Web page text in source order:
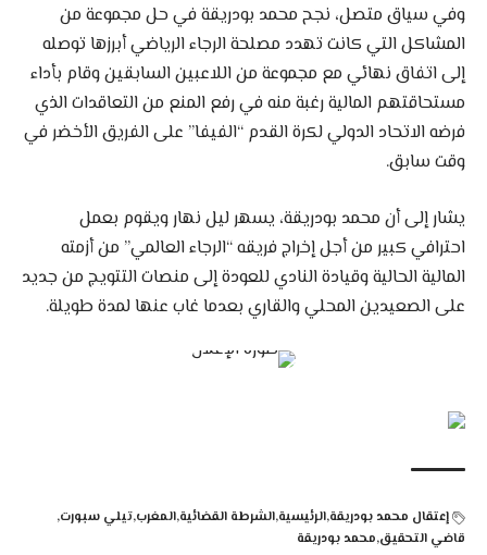
وفي سياق متصل، نجح محمد بودريقة في حل مجموعة من
المشاكل التي كانت تهدد مصلحة الرجاء الرياضي أبرزها توصله
إلى اتفاق نهائي مع مجموعة من اللاعبين السابقين وقام بأداء
مستحاقتهم المالية رغبة منه في رفع المنع من التعاقدات الذي
فرضه الاتحاد الدولي لكرة القدم “الفيفا” على الفريق الأخضر في
وقت سابق.
يشار إلى أن محمد بودريقة، يسهر ليل نهار ويقوم بعمل
احترافي كبير من أجل إخراج فريقه “الرجاء العالمي” من أزمته
المالية الحالية وقيادة النادي للعودة إلى منصات التتويج من جديد
على الصعيدين المحلي والقاري بعدما غاب عنها لمدة طويلة.
إعتقال محمد بودريقةالرئيسيةالشرطة القضائيةالمغربتيلي سبورت
قاضي التحقيقمحمد بودريقة